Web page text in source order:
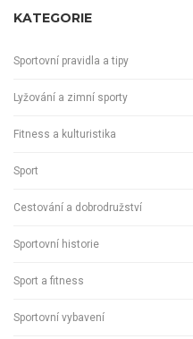
KATEGORIE
Sportovní pravidla a tipy
Lyžování a zimní sporty
Fitness a kulturistika
Sport
Cestování a dobrodružství
Sportovní historie
Sport a fitness
Sportovní vybavení